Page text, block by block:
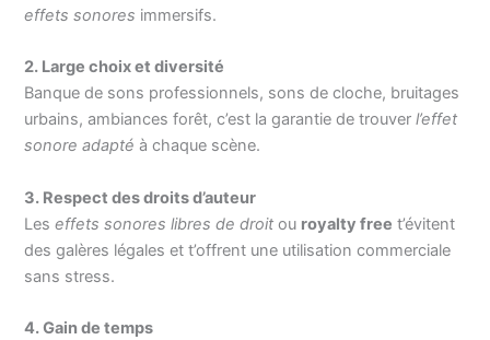
effets sonores immersifs.
2. Large choix et diversité
Banque de sons professionnels, sons de cloche, bruitages
urbains, ambiances forêt, c’est la garantie de trouverl’effet
sonore adapté à chaque scène.
3. Respect des droits d’auteur
Leseffets sonores libres de droit ou royalty free t’évitent
des galères légales et t’offrent une utilisation commerciale
sans stress.
4. Gain de temps